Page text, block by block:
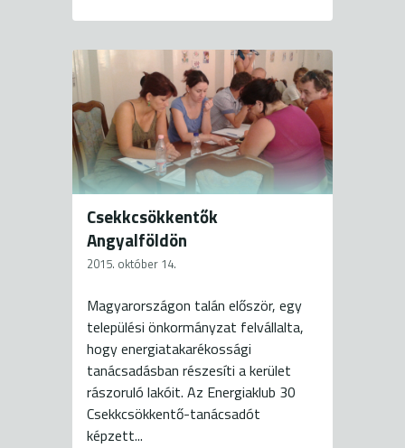
Csekkcsökkentők
Angyalföldön
2015. október 14.
Magyarországon talán először, egy
települési önkormányzat felvállalta,
hogy energiatakarékossági
tanácsadásban részesíti a kerület
rászoruló lakóit. Az Energiaklub 30
Csekkcsökkentő-tanácsadót
képzett...